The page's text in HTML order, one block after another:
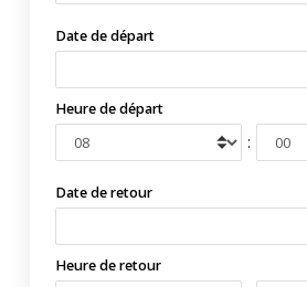
Date de départ
Heure de départ
:
Date de retour
Heure de retour